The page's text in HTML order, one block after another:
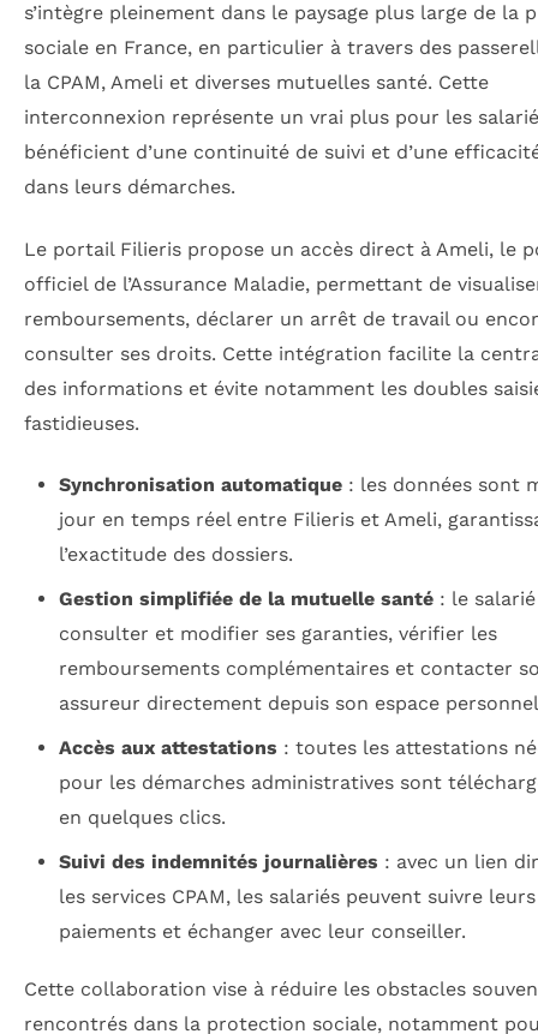
s’intègre pleinement dans le paysage plus large de la
sociale en France, en particulier à travers des
la CPAM, Ameli et diverses mutuelles santé. Cette
interconnexion représente un vrai plus pour les
bénéficient d’une continuité de suivi et d’une
dans leurs démarches.
Le portail Filieris propose un accès direct à Ameli, le
officiel de l’Assurance Maladie, permettant de
remboursements, déclarer un arrêt de travail ou
consulter ses droits. Cette intégration facilite la
des informations et évite notamment les doubles
fastidieuses.
Synchronisation automatique: les données sont
jour en temps réel entre Filieris et Ameli,
l’exactitude des dossiers.
Gestion simplifiée de la mutuelle santé: le
consulter et modifier ses garanties, vérifier les
remboursements complémentaires et contacter
assureur directement depuis son espace
Accès aux attestations : toutes les attestations
pour les démarches administratives sont
en quelques clics.
Suivi des indemnités journalières : avec un lien
les services CPAM, les salariés peuvent suivre leurs
paiements et échanger avec leur conseiller.
Cette collaboration vise à réduire les obstacles
rencontrés dans la protection sociale, notamment